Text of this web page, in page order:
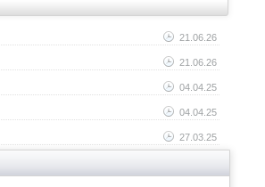
21.06.26
21.06.26
04.04.25
04.04.25
27.03.25